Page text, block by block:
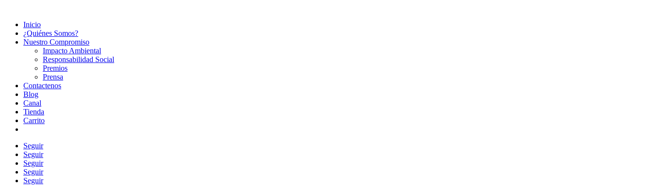
Inicio
¿Quiénes Somos?
Nuestro Compromiso
Impacto Ambiental
Responsabilidad Social
Premios
Prensa
Contactenos
Blog
Canal
Tienda
Carrito
Seguir
Seguir
Seguir
Seguir
Seguir